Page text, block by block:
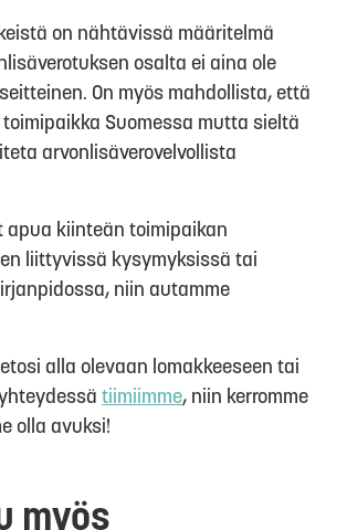
on nähtävissä määritelmä
osalta ei aina ole
On myös mahdollista, että
Suomessa mutta sieltä
arvonlisäverovelvollista
apua kiinteän toimipaikan
liittyvissä kysymyksissä tai
niin autamme
alla olevaan lomakkeeseen tai
tiimiimme, niin kerromme
olla avuksi!
myös